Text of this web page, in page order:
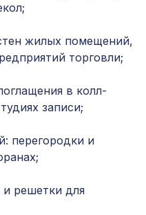
1850х30х7
натуральные,
2097 ₽
белый, с
102x16x2400
ХДФ, клён
ГОТИКА,
жилых помещений,
торговли;
в колл-
записи;
перегородки и
решетки для